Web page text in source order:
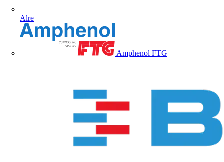
Alre
Amphenol FTG